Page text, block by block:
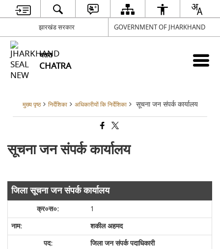
झारखंड सरकार GOVERNMENT OF JHARKHAND
चतरा
CHATRA
मुख्य पृष्ठ निर्देशिका अधिकारीयों कि निर्देशिका सूचना जन संपर्क कार्यालय
सूचना जन संपर्क कार्यालय
जिला सूचना जन संपर्क कार्यालय
1
शकील अहमद
जिला जन संपर्क पदाधिकारी